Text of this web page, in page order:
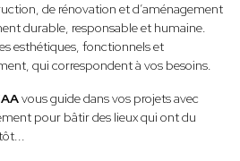
de rénovation et d’aménagement
durable, responsable et humaine.
esthétiques, fonctionnels et
qui correspondent à vos besoins.
vous guide dans vos projets avec
pour bâtir des lieux qui ont du